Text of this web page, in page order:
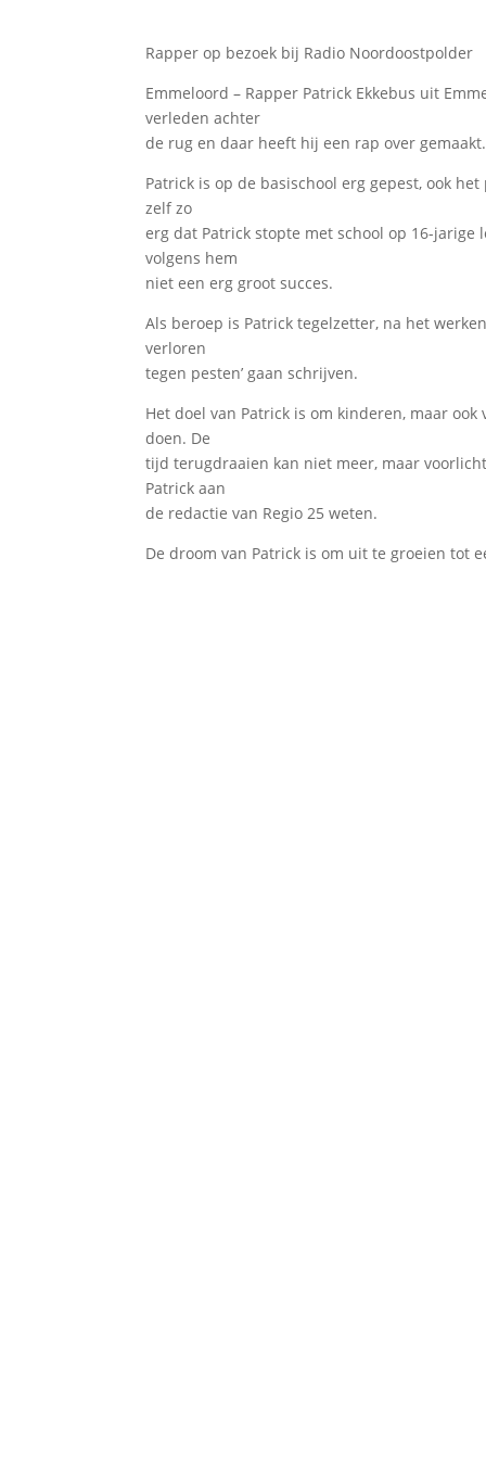
Rapper op bezoek bij Radio Noordoostpolder
Emmeloord – Rapper Patrick Ekkebus uit
verleden achter
de rug en daar heeft hij een rap over gemaakt.
Patrick is op de basischool erg gepest, ook
zelf zo
erg dat Patrick stopte met school op 16-
volgens hem
niet een erg groot succes.
Als beroep is Patrick tegelzetter, na het
verloren
tegen pesten’ gaan schrijven.
Het doel van Patrick is om kinderen, maar
doen. De
tijd terugdraaien kan niet meer, maar
Patrick aan
de redactie van Regio 25 weten.
De droom van Patrick is om uit te groeien tot